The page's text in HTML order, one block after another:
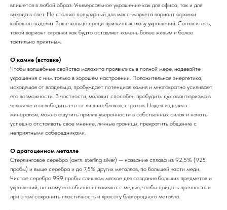
впишется в любой образ. Универсальное украшение как для офиса, так и для
выхода в свет. Не столько популярный для масс-маркета вариант огранки
кабошон выделит Ваше кольцо среди привычных глазу украшений. Согласитесь,
такой вариант огранки как будто оставляет камень более живым и более
тактильно приятным.
О камне (вставке)
Чтобы волшебные свойства малахита проявились в полной мере, надевайте
украшения с ним только в хорошем настроении. Положительная энергетика,
исходящая от владельца, пробуждает потенциал камня и многократно усиливает
его возможности. В частности, малахит способен пробудить дух авантюризма в
человеке и освободить его от лишних блоков, страхов. Надев изделия с
минералом, можно ощутить прилив уверенности в собственных силах и начать
успешно отстаивать свое мнение, личные границы, прекратить общение с
неприятными собеседниками.
О драгоценном металле
Стерлинговое серебро (англ. sterling silver) — название сплава из 92,5% (925
пробы) и выше серебра и до 7,5% других металлов, по большей части меди.
Чистое серебро 999 пробы слишком мягкое для создания больших предметов и
украшений, поэтому его обычно сплавляют с медью, чтобы придать прочность и
при этом сохранить пластичность и красоту благородного металла.